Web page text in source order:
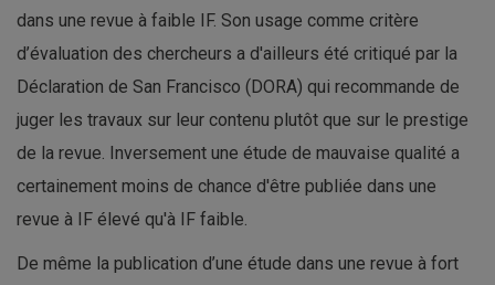
dans une revue à faible IF. Son usage comme critère
d’évaluation des chercheurs a d'ailleurs été critiqué par la
Déclaration de San Francisco (DORA) qui recommande de
juger les travaux sur leur contenu plutôt que sur le prestige
de la revue. Inversement une étude de mauvaise qualité a
certainement moins de chance d'être publiée dans une
revue à IF élevé qu'à IF faible.
De même la publication d’une étude dans une revue à fort